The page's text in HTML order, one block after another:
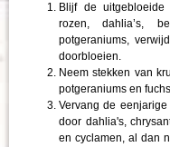
Blijf de
rozen, dahlia’s,
potgeraniums,
doorbloeien.
Neem stekken van
potgeraniums en
Vervang de
door dahlia's,
en cyclamen, al dan